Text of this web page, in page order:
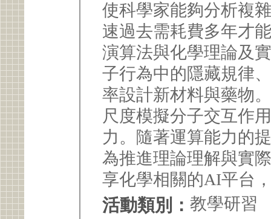
使科學家能夠分析複
速過去需耗費多年才
演算法與化學理論及
子行為中的隱藏規律
率設計新材料與藥物
尺度模擬分子交互作
力。隨著運算能力的
為推進理論理解與實
享化學相關的AI平台
活動類別： 教學研習